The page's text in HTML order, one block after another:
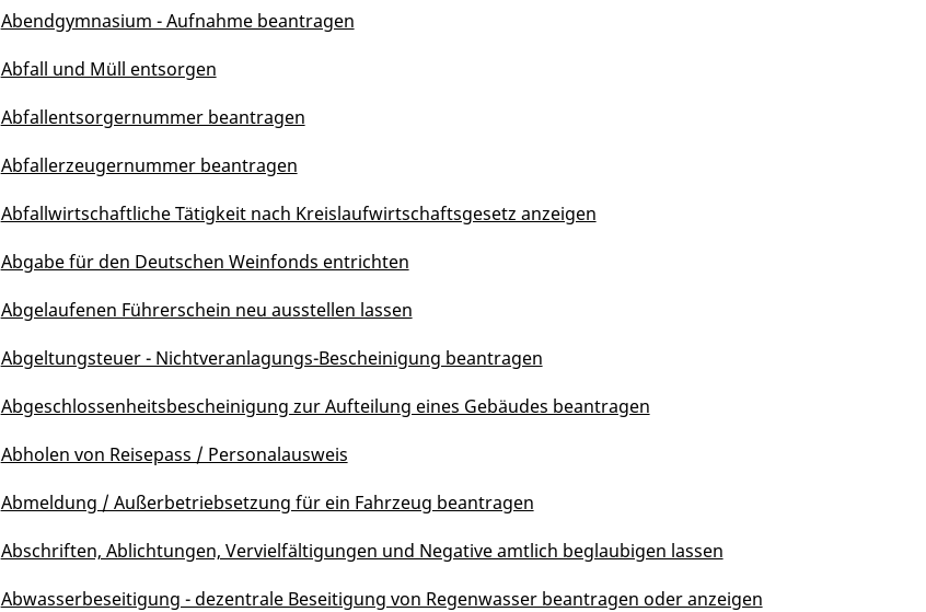
Abendgymnasium - Aufnahme beantragen
Abfall und Müll entsorgen
Abfallentsorgernummer beantragen
Abfallerzeugernummer beantragen
Abfallwirtschaftliche Tätigkeit nach Kreislaufwirtschaftsgesetz anzeigen
Abgabe für den Deutschen Weinfonds entrichten
Abgelaufenen Führerschein neu ausstellen lassen
Abgeltungsteuer - Nichtveranlagungs-Bescheinigung beantragen
Abgeschlossenheitsbescheinigung zur Aufteilung eines Gebäudes beantragen
Abholen von Reisepass / Personalausweis
Abmeldung / Außerbetriebsetzung für ein Fahrzeug beantragen
Abschriften, Ablichtungen, Vervielfältigungen und Negative amtlich beglaubigen lassen
Abwasserbeseitigung - dezentrale Beseitigung von Regenwasser beantragen oder anzeigen